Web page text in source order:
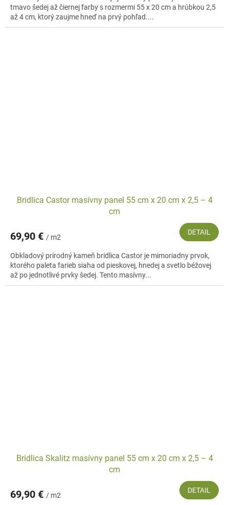
tmavo šedej až čiernej farby s rozmermi 55 x 20 cm a hrúbkou 2,5
až 4 cm, ktorý zaujme hneď na prvý pohľad....
Bridlica Castor masívny panel 55 cm x 20 cm x 2,5 – 4
cm
69,90 € / m2
DETAIL
Obkladový prírodný kameň bridlica Castor je mimoriadny prvok,
ktorého paleta farieb siaha od pieskovej, hnedej a svetlo béžovej
až po jednotlivé prvky šedej. Tento masívny...
Bridlica Skalitz masívny panel 55 cm x 20 cm x 2,5 – 4
cm
69,90 € / m2
DETAIL